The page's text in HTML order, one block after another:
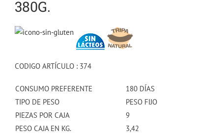
380G.
CODIGO ARTÍCULO : 374
CONSUMO PREFERENTE
180 DÍAS
TIPO DE PESO
PESO FIJO
PIEZAS POR CAJA
9
PESO CAJA EN KG.
3,42